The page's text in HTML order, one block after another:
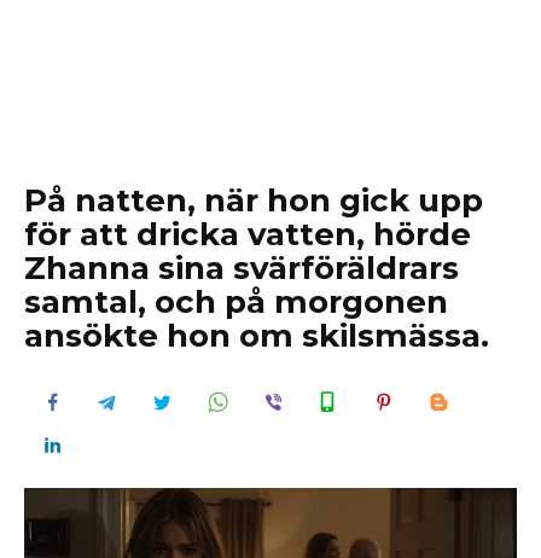
På natten, när hon gick upp
för att dricka vatten, hörde
Zhanna sina svärföräldrars
samtal, och på morgonen
ansökte hon om skilsmässa.